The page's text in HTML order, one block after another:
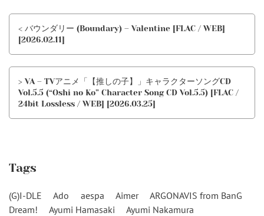
< バウンダリー (Boundary) – Valentine [FLAC / WEB]
[2026.02.11]
> VA – TVアニメ「【推しの子】」キャラクターソングCD
Vol.5.5 (“Oshi no Ko” Character Song CD Vol.5.5) [FLAC /
24bit Lossless / WEB] [2026.03.25]
Tags
(G)I-DLE Ado aespa Aimer
ARGONAVIS from BanG
Dream!
Ayumi Hamasaki
Ayumi Nakamura